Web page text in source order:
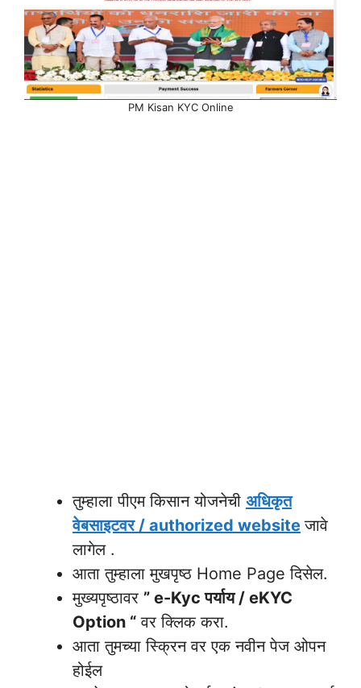
PM Kisan KYC Online
तुम्हाला पीएम किसान योजनेची अधिकृत
वेबसाइटवर / authorized website जावे
लागेल .
आता तुम्हाला मुखपृष्ठ Home Page दिसेल.
मुख्यपृष्ठावर ” e-Kyc पर्याय / eKYC
Option “ वर क्लिक करा.
आता तुमच्या स्क्रिन वर एक नवीन पेज ओपन
होईल